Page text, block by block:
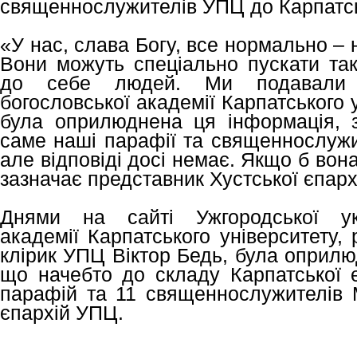
священнослужителів УПЦ до
«У нас, слава Богу, все нормально –
Вони можуть спеціально пускати
до себе людей. Ми подавали
богословської академії Карпатського
була оприлюднена ця інформація,
саме наші парафії та
але відповіді досі немає. Якщо б
зазначає представник Хустської
Днями на сайті Ужгородської
академії Карпатського
клірик УПЦ Віктор Бедь, була
що начебто до складу Карпатської
парафій та 11 священнослужителів
єпархій УПЦ.